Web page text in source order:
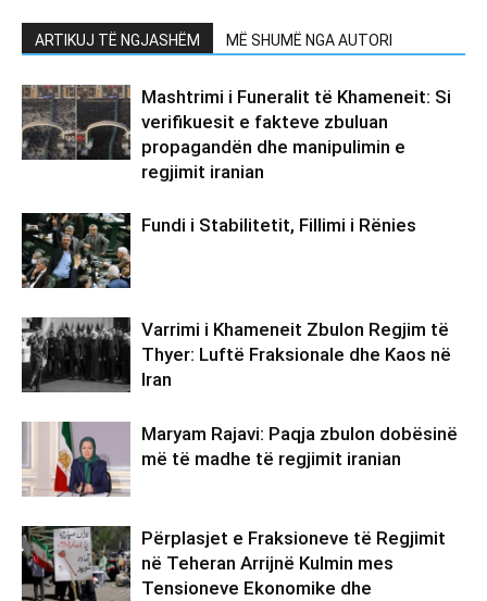
ARTIKUJ TË NGJASHËM MË SHUMË NGA AUTORI
Mashtrimi i Funeralit të Khameneit: Si
verifikuesit e fakteve zbuluan
propagandën dhe manipulimin e
regjimit iranian
Fundi i Stabilitetit, Fillimi i Rënies
Varrimi i Khameneit Zbulon Regjim të
Thyer: Luftë Fraksionale dhe Kaos në
Iran
Maryam Rajavi: Paqja zbulon dobësinë
më të madhe të regjimit iranian
Përplasjet e Fraksioneve të Regjimit
në Teheran Arrijnë Kulmin mes
Tensioneve Ekonomike dhe